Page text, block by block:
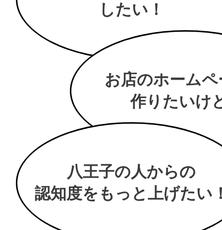
したい！
お店のホーム
作りたいけ
八王子の人からの
認知度をもっと上げたい